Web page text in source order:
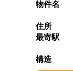
物件名
住所
最寄駅
構造